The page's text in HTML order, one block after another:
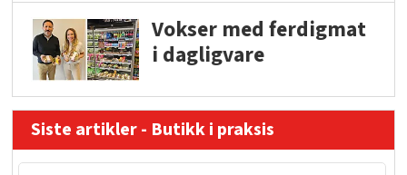
Vokser med ferdigmat
i dagligvare
Siste artikler - Butikk i praksis